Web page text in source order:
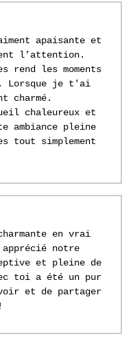
apaisante et
l’attention.
rend les moments
Lorsque je t'ai
charmé.
chaleureux et
ambiance pleine
tout simplement
en vrai
notre
et pleine de
toi a été un pur
et de partager